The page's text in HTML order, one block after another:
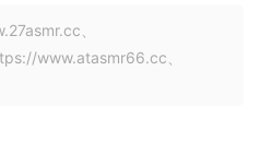
、
www.atasmr66.cc、